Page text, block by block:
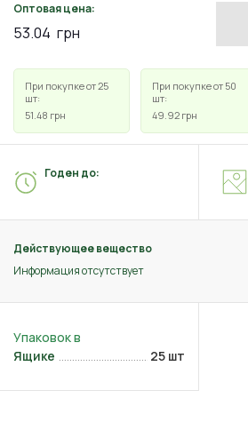
Оптовая цена:
53.04 грн
При покупке от 25
шт:
51.48 грн
При покупке от 50
шт:
49.92 грн
Действующее вещество
Информация отсутствует
Годен до:
Ящике 25 шт